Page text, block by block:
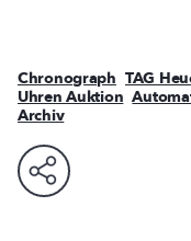
Chronograph TAG
Uhren Auktion
Archiv